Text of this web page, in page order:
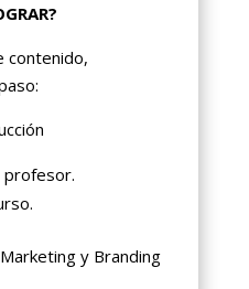
contenido,
profesor.
y Branding